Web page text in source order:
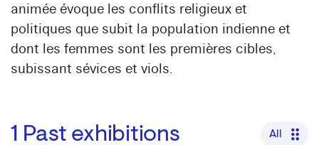
animée évoque les conflits religieux et
politiques que subit la population indienne et
dont les femmes sont les premières cibles,
subissant sévices et viols.
1 Past exhibitions All